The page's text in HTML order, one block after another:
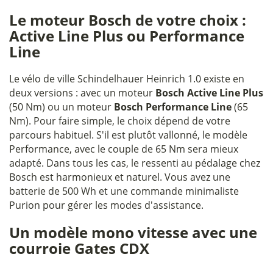
Le moteur Bosch de votre choix :
Active Line Plus ou Performance
Line
Le vélo de ville Schindelhauer Heinrich 1.0 existe en
deux versions : avec un moteur Bosch Active Line Plus
(50 Nm) ou un moteur Bosch Performance Line(65
Nm). Pour faire simple, le choix dépend de votre
parcours habituel. S'il est plutôt vallonné, le modèle
Performance, avec le couple de 65 Nm sera mieux
adapté. Dans tous les cas, le ressenti au pédalage chez
Bosch est harmonieux et naturel. Vous avez une
batterie de 500 Wh et une commande minimaliste
Purion pour gérer les modes d'assistance.
Un modèle mono vitesse avec une
courroie Gates CDX